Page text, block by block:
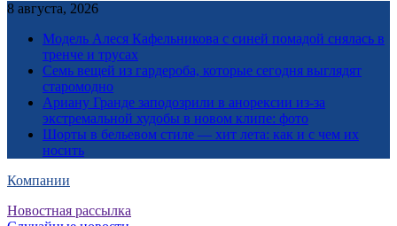
8 августа, 2026
Модель Алеся Кафельникова с синей помадой снялась в
тренче и трусах
Семь вещей из гардероба, которые сегодня выглядят
старомодно
Ариану Гранде заподозрили в анорексии из-за
экстремальной худобы в новом клипе: фото
Шорты в бельевом стиле — хит лета: как и с чем их
носить
Компании
Новостная рассылка